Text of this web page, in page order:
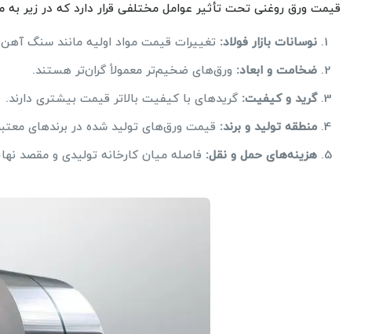
قیمت ورق روغنی تحت تأثیر عوامل مختلفی قرار دارد که در زیر
نوسانات بازار فولاد: تغییرات قیمت مواد اولیه مانند سنگ
ضخامت و ابعاد: ورق‌های ضخیم‌تر معمولاً گران‌تر هستند.
گرید و کیفیت: گریدهای با کیفیت بالاتر قیمت بیشتری دارند.
منطقه تولید و برند: قیمت ورق‌های تولید شده در برندهای
هزینه‌های حمل و نقل: فاصله میان کارخانه تولیدی و مقصد